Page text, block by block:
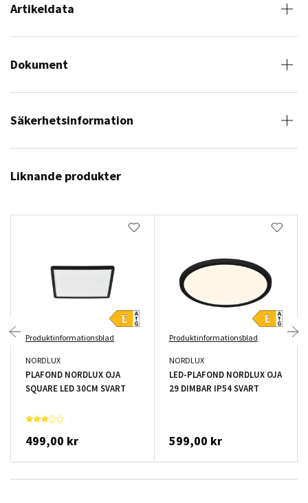
Artikeldata
Dokument
Säkerhetsinformation
Liknande produkter
Produktinformationsblad
NORDLUX
PLAFOND NORDLUX OJA
SQUARE LED 30CM SVART
499,00 kr
Produktinformationsblad
NORDLUX
LED-PLAFOND NORDLUX OJA
29 DIMBAR IP54 SVART
599,00 kr